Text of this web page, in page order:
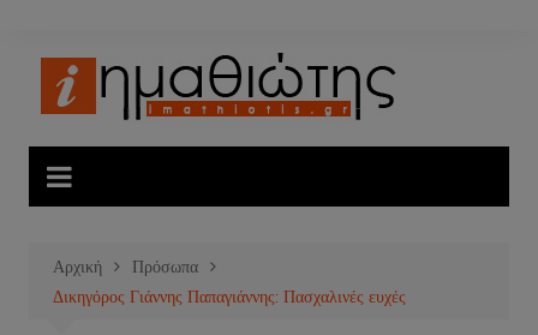
περιεχόμενο
Αρχική
Πρόσωπα
Δικηγόρος Γιάννης Παπαγιάννης: Πασχαλινές ευχές